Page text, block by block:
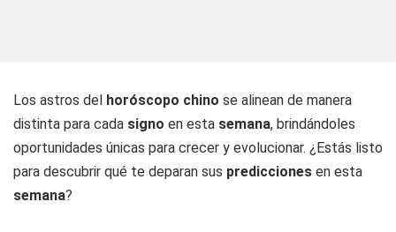
Los astros del horóscopo chino se alinean de manera
distinta para cada signo en esta semana, brindándoles
oportunidades únicas para crecer y evolucionar. ¿Estás listo
para descubrir qué te deparan sus predicciones en esta
semana?